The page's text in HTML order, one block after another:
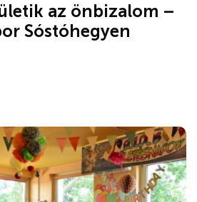
az önbizalom –
Sóstóhegyen